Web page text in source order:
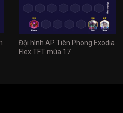
Đội hình AP Tiên Phong Exodia
Flex TFT mùa 17